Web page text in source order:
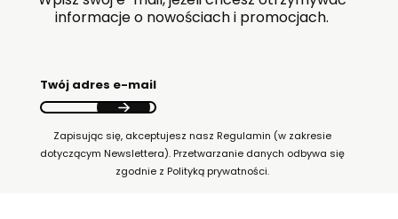
informacje o nowościach i promocjach.
Twój adres e-mail
Zapisując się, akceptujesz nasz Regulamin (w zakresie
dotyczącym Newslettera). Przetwarzanie danych odbywa się
zgodnie z Polityką prywatności.